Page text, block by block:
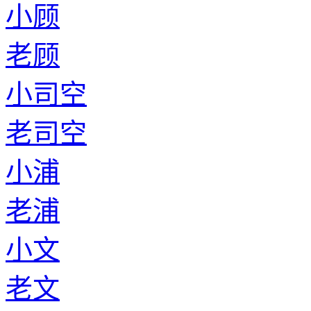
小顾
老顾
小司空
老司空
小浦
老浦
小文
老文